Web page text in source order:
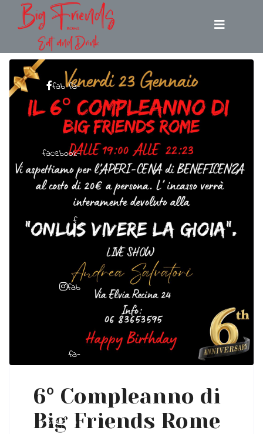
fab fa-
facebook-
f
fab
fa-
instagram
6° Compleanno di
Big Friends Rome